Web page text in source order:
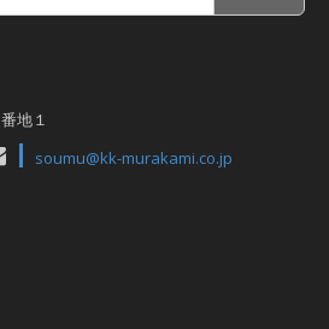
地１
soumu@kk-murakami.co.jp